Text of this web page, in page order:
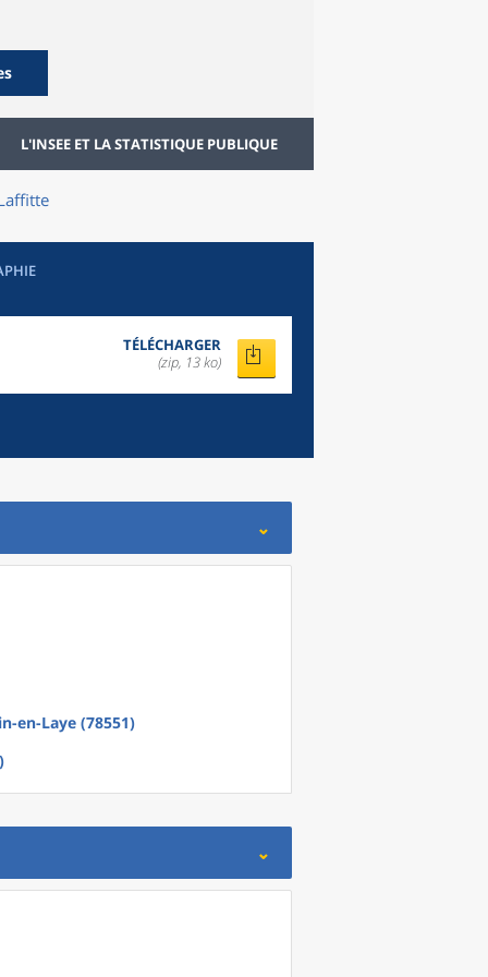
L'INSEE ET LA STATISTIQUE PUBLIQUE
TÉLÉCHARGER
(zip, 13 ko)
en-Laye (78551)